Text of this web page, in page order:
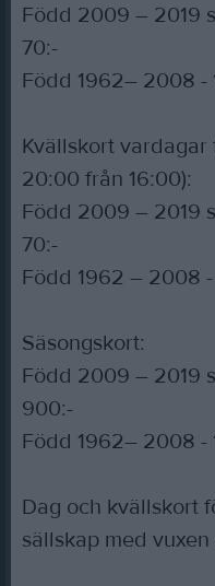
Född 2009 – 2019
70:-
Född 1962– 2008 -
Kvällskort vardagar
20:00 från 16:00):
Född 2009 – 2019
70:-
Född 1962 – 2008
Säsongskort:
Född 2009 – 2019
900:-
Född 1962– 2008 -
Dag och kvällskort
sällskap med